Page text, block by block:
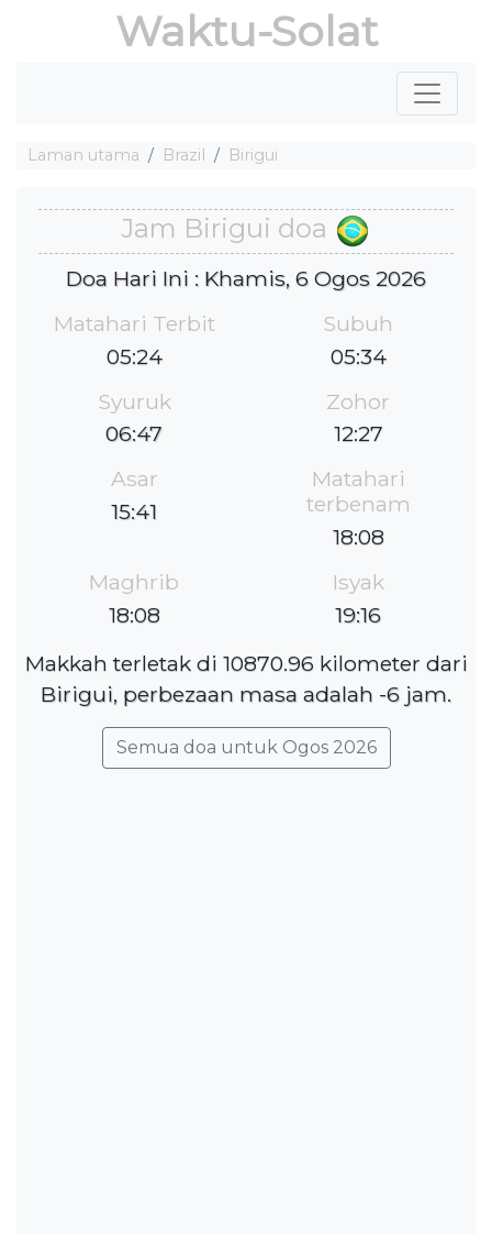
Waktu-Solat
Laman utama Brazil Birigui
Jam Birigui doa
Doa Hari Ini : Khamis, 6 Ogos 2026
Matahari Terbit
05:24
Subuh
05:34
Syuruk
06:47
Zohor
12:27
Asar
15:41
Matahari
terbenam
18:08
Maghrib
18:08
Isyak
19:16
Makkah terletak di 10870.96 kilometer dari
Birigui, perbezaan masa adalah -6 jam.
Semua doa untuk Ogos 2026